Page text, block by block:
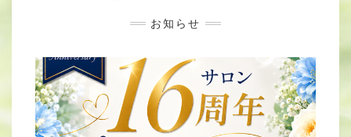
お知らせ